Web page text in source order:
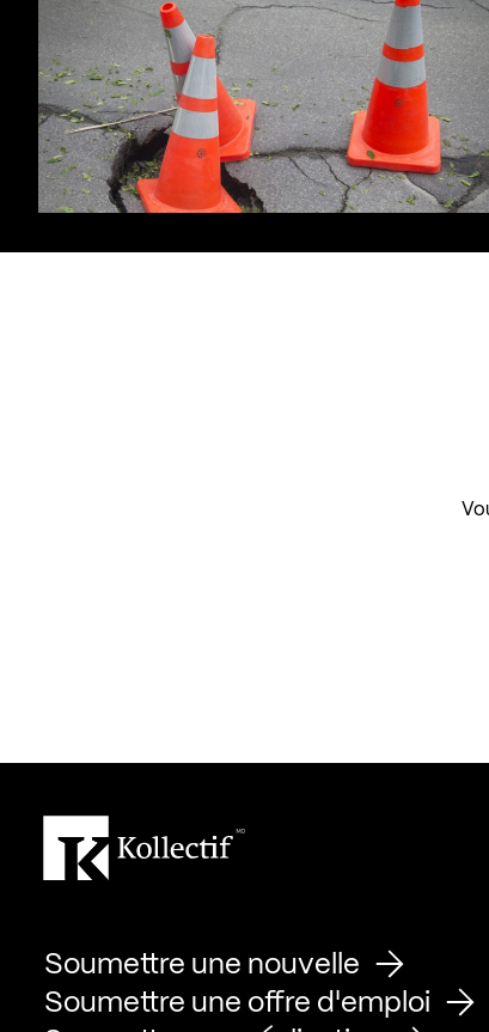
Soumettre une nouvelle
Soumettre une offre d'emploi